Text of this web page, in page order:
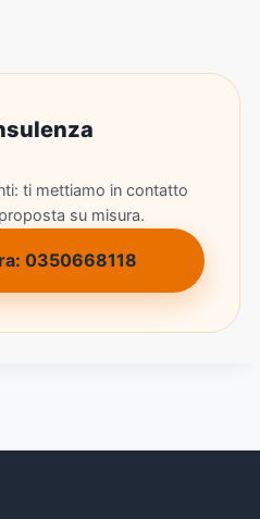
ti mettiamo in contatto
su misura.
0350668118